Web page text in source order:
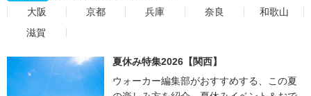
大阪
京都 兵庫 奈良
和歌山
滋賀
夏休み特集2026【関西】
ウォーカー編集部がおすすめする、この夏